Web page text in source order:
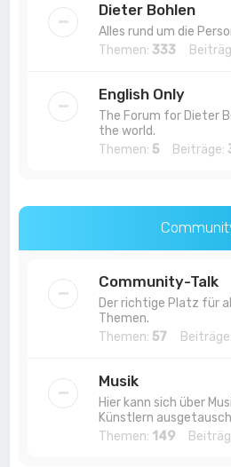
Dieter Bohlen
Alles rund um die
Themen: 333
English Only
The Forum for Dieter
the world.
Themen: 5 Beiträge:
Community-Talk
Der richtige Platz für
Themen.
Themen: 57 Beiträge:
Musik
Hier kann sich über
Künstlern
Themen: 149